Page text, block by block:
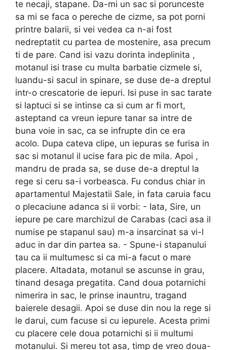
te necaji, stapane. Da-mi un sac si porunceste
sa mi se faca o pereche de cizme, sa pot porni
printre balarii, si vei vedea ca n-ai fost
nedreptatit cu partea de mostenire, asa precum
ti de pare. Cand isi vazu dorinta indeplinita ,
motanul isi trase cu multa barbatie cizmele si,
luandu-si sacul in spinare, se duse de-a dreptul
intr-o crescatorie de iepuri. Isi puse in sac tarate
si laptuci si se intinse ca si cum ar fi mort,
asteptand ca vreun iepure tanar sa intre de
buna voie in sac, ca se infrupte din ce era
acolo. Dupa cateva clipe, un iepuras se furisa in
sac si motanul il ucise fara pic de mila. Apoi ,
mandru de prada sa, se duse de-a dreptul la
rege si ceru sa-i vorbeasca. Fu condus chiar in
apartamentul Majestatii Sale, in fata caruia facu
o plecaciune adanca si ii vorbi: - Iata, Sire, un
iepure pe care marchizul de Carabas (caci asa il
numise pe stapanul sau) m-a insarcinat sa vi-l
aduc in dar din partea sa. - Spune-i stapanului
tau ca ii multumesc si ca mi-a facut o mare
placere. Altadata, motanul se ascunse in grau,
tinand desaga pregatita. Cand doua potarnichi
nimerira in sac, le prinse inauntru, tragand
baierele desagii. Apoi se duse din nou la rege si
le darui, cum facuse si cu iepurele. Acesta primi
cu placere cele doua potarnichi si ii multumi
motanului. Si mereu tot asa, timp de vreo doua-